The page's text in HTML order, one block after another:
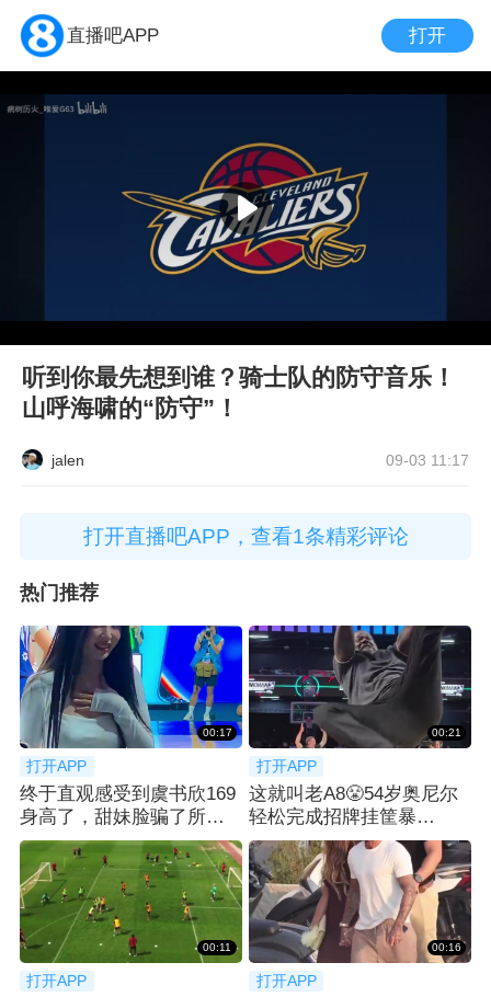
直播吧APP 打开
听到你最先想到谁？骑士队的防守音乐！
山呼海啸的“防守”！
jalen 09-03 11:17
打开直播吧APP，查看1条精彩评论
热门推荐
00:17
打开APP
终于直观感受到虞书欣169
身高了，甜妹脸骗了所有
人👀
00:21
打开APP
这就叫老A8😤54岁奥尼尔
轻松完成招牌挂筐暴
扣！！！
00:11
打开APP
00:16
打开APP